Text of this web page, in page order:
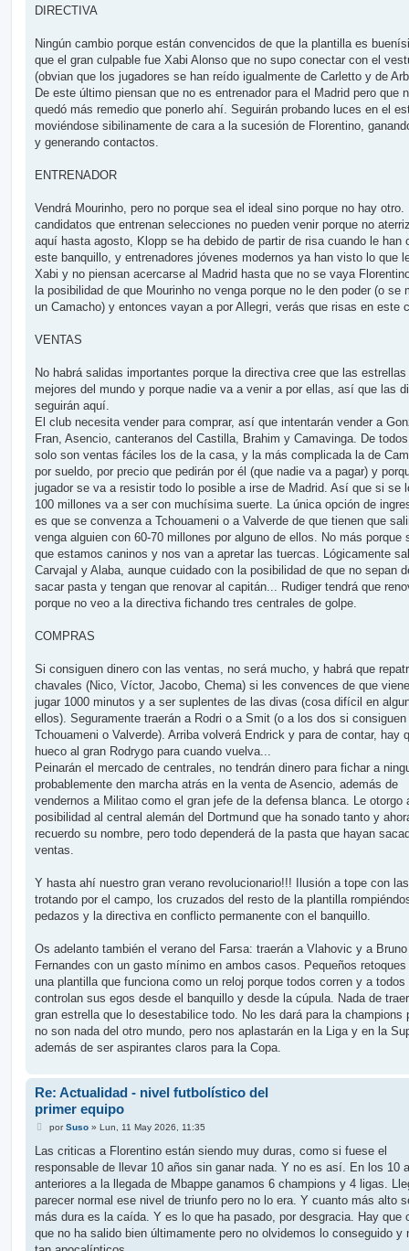
j
DIRECTIVA
Ningún cambio porque están convencidos de que la plantilla es
que el gran culpable fue Xabi Alonso que no supo conectar con el
(obvian que los jugadores se han reído igualmente de Carletto y de
De este último piensan que no es entrenador para el Madrid pero que
quedó más remedio que ponerlo ahí. Seguirán probando luces en el
moviéndose sibilinamente de cara a la sucesión de Florentino,
y generando contactos.
ENTRENADOR
Vendrá Mourinho, pero no porque sea el ideal sino porque no hay otro.
candidatos que entrenan selecciones no pueden venir porque no
aquí hasta agosto, Klopp se ha debido de partir de risa cuando le han
este banquillo, y entrenadores jóvenes modernos ya han visto lo que
Xabi y no piensan acercarse al Madrid hasta que no se vaya
la posibilidad de que Mourinho no venga porque no le den poder (o se
un Camacho) y entonces vayan a por Allegri, verás que risas en este
VENTAS
No habrá salidas importantes porque la directiva cree que las
mejores del mundo y porque nadie va a venir a por ellas, así que las
seguirán aquí.
El club necesita vender para comprar, así que intentarán vender a
Fran, Asencio, canteranos del Castilla, Brahim y Camavinga. De
solo son ventas fáciles los de la casa, y la más complicada la de
por sueldo, por precio que pedirán por él (que nadie va a pagar) y
jugador se va a resistir todo lo posible a irse de Madrid. Así que si se
100 millones va a ser con muchísima suerte. La única opción de
es que se convenza a Tchouameni o a Valverde de que tienen que
venga alguien con 60-70 millones por alguno de ellos. No más porque
que estamos caninos y nos van a apretar las tuercas. Lógicamente
Carvajal y Alaba, aunque cuidado con la posibilidad de que no sepan
sacar pasta y tengan que renovar al capitán... Rudiger tendrá que
porque no veo a la directiva fichando tres centrales de golpe.
COMPRAS
Si consiguen dinero con las ventas, no será mucho, y habrá que
chavales (Nico, Víctor, Jacobo, Chema) si les convences de que
jugar 1000 minutos y a ser suplentes de las divas (cosa difícil en
ellos). Seguramente traerán a Rodri o a Smit (o a los dos si consiguen
Tchouameni o Valverde). Arriba volverá Endrick y para de contar, hay
hueco al gran Rodrygo para cuando vuelva...
Peinarán el mercado de centrales, no tendrán dinero para fichar a
probablemente den marcha atrás en la venta de Asencio, además de
vendernos a Militao como el gran jefe de la defensa blanca. Le otorgo
posibilidad al central alemán del Dortmund que ha sonado tanto y
recuerdo su nombre, pero todo dependerá de la pasta que hayan
ventas.
Y hasta ahí nuestro gran verano revolucionario!!! Ilusión a tope con
trotando por el campo, los cruzados del resto de la plantilla
pedazos y la directiva en conflicto permanente con el banquillo.
Os adelanto también el verano del Farsa: traerán a Vlahovic y a Bruno
Fernandes con un gasto mínimo en ambos casos. Pequeños retoques
una plantilla que funciona como un reloj porque todos corren y a
controlan sus egos desde el banquillo y desde la cúpula. Nada de
gran estrella que lo desestabilice todo. No les dará para la champions
no son nada del otro mundo, pero nos aplastarán en la Liga y en la
además de ser aspirantes claros para la Copa.
Re: Actualidad - nivel futbolístico del
primer equipo
M
n
a
j
porSuso» Lun, 11 May 2026, 11:35
Las criticas a Florentino están siendo muy duras, como si fuese el
responsable de llevar 10 años sin ganar nada. Y no es así. En los 10
anteriores a la llegada de Mbappe ganamos 6 champions y 4 ligas.
parecer normal ese nivel de triunfo pero no lo era. Y cuanto más alto
más dura es la caída. Y es lo que ha pasado, por desgracia. Hay que
que no ha salido bien últimamente pero no olvidemos lo conseguido y